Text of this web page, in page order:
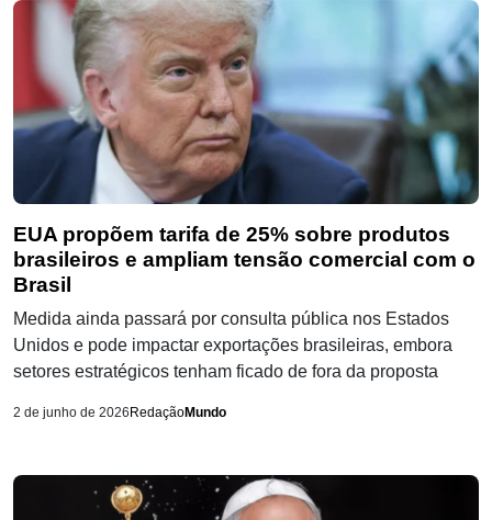
EUA propõem tarifa de 25% sobre produtos
brasileiros e ampliam tensão comercial com o
Brasil
Medida ainda passará por consulta pública nos Estados
Unidos e pode impactar exportações brasileiras, embora
setores estratégicos tenham ficado de fora da proposta
2 de junho de 2026 RedaçãoMundo